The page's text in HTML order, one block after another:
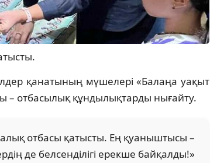
қанатының мүшелері «Балаңа уақыт
– отбасылық құндылықтарды нығайту.
отбасы қатысты. Ең қуаныштысы –
де белсенділігі ерекше байқалды!»